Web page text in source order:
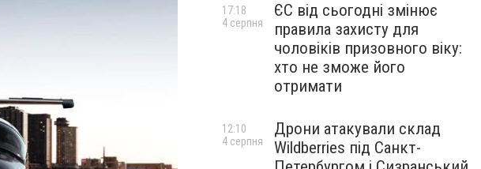
ЄС від сьогодні змінює
правила захисту для
чоловіків призовного віку:
хто не зможе його
отримати
17:18
4 серпня
Дрони атакували склад
Wildberries під Санкт-
12:10
4 серпня